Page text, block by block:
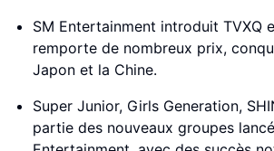
SM Entertainment introduit TVXQ
remporte de nombreux prix,
Japon et la Chine.
Super Junior, Girls Generation,
partie des nouveaux groupes